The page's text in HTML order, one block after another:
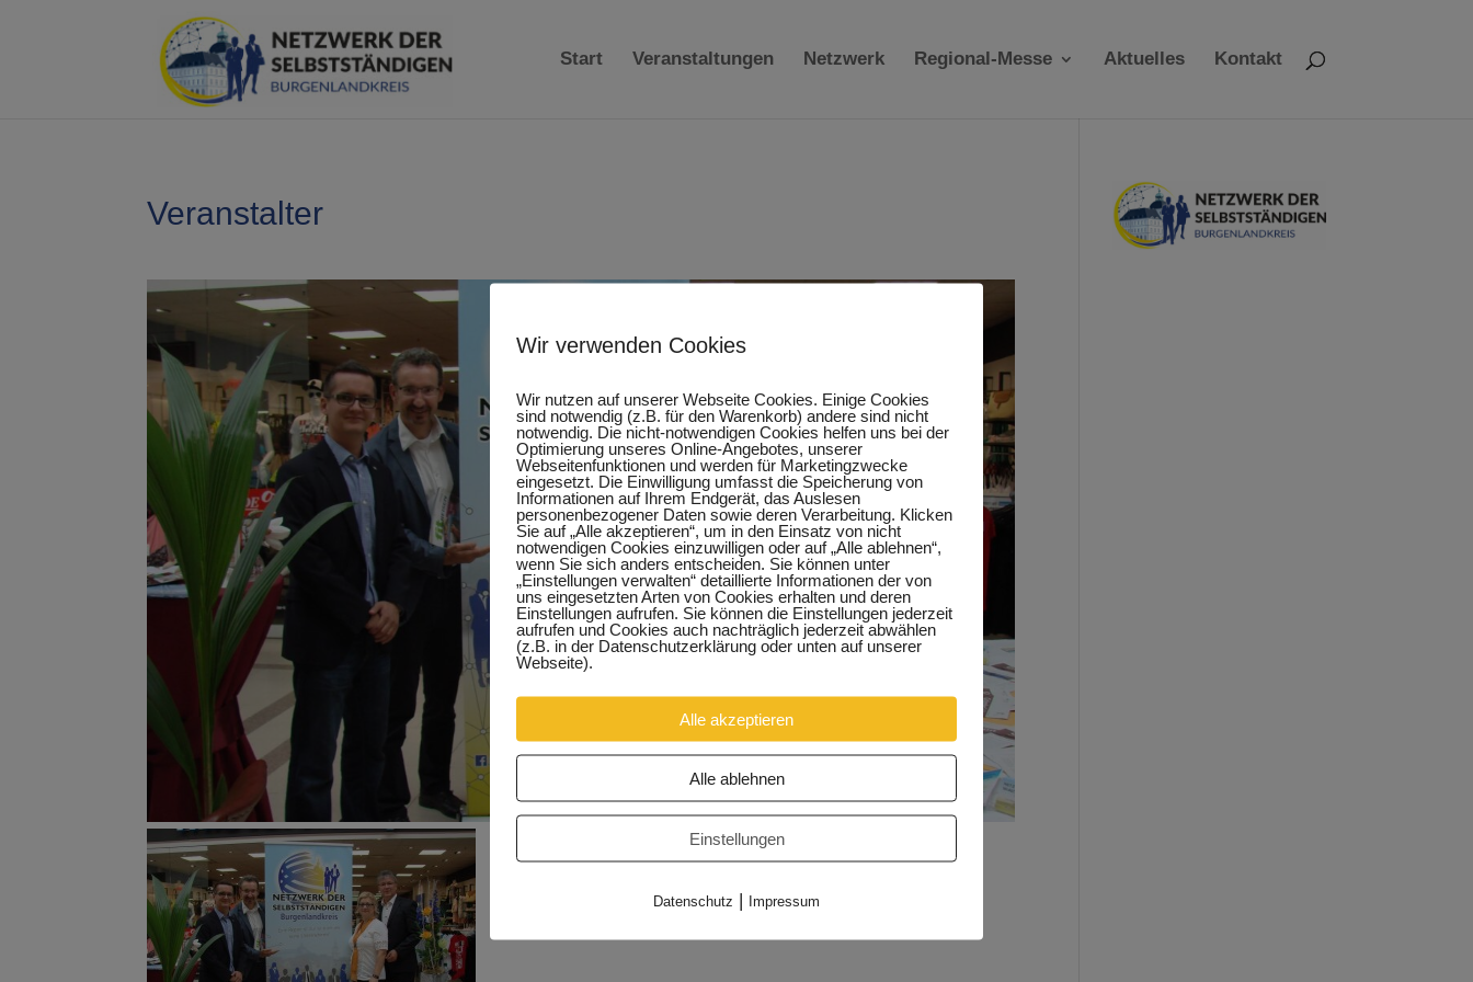
Start Veranstaltungen Netzwerk Regional-Messe Aktuelles Kontakt
Veranstalter
Wir verwenden Cookies
Wir nutzen auf unserer Webseite Cookies. Einige Cookies
sind notwendig (z.B. für den Warenkorb) andere sind nicht
notwendig. Die nicht-notwendigen Cookies helfen uns bei der
Optimierung unseres Online-Angebotes, unserer
Webseitenfunktionen und werden für Marketingzwecke
eingesetzt. Die Einwilligung umfasst die Speicherung von
Informationen auf Ihrem Endgerät, das Auslesen
personenbezogener Daten sowie deren Verarbeitung. Klicken
Sie auf „Alle akzeptieren“, um in den Einsatz von nicht
notwendigen Cookies einzuwilligen oder auf „Alle ablehnen“,
wenn Sie sich anders entscheiden. Sie können unter
„Einstellungen verwalten“ detaillierte Informationen der von
uns eingesetzten Arten von Cookies erhalten und deren
Einstellungen aufrufen. Sie können die Einstellungen jederzeit
aufrufen und Cookies auch nachträglich jederzeit abwählen
(z.B. in der Datenschutzerklärung oder unten auf unserer
Webseite).
Alle akzeptieren
Alle ablehnen
Einstellungen
Datenschutz | Impressum